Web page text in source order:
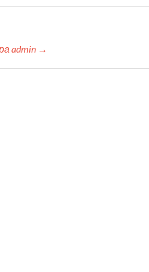
admin →